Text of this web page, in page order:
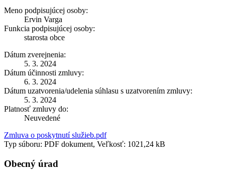
Meno podpisujúcej osoby:
Ervin Varga
Funkcia podpisujúcej osoby:
starosta obce
Dátum zverejnenia:
5. 3. 2024
Dátum účinnosti zmluvy:
6. 3. 2024
Dátum uzatvorenia/udelenia súhlasu s uzatvorením zmluvy:
5. 3. 2024
Platnosť zmluvy do:
Neuvedené
Zmluva o poskytnutí služieb.pdf
Typ súboru: PDF dokument, Veľkosť: 1021,24 kB
Obecný úrad